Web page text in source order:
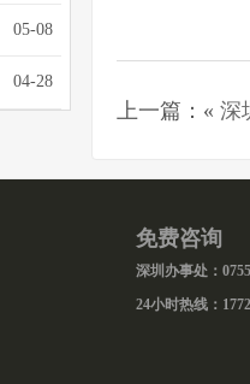
05-08
04-28
上一篇：« 深
免费咨询
深圳办事处：
24小时热线：